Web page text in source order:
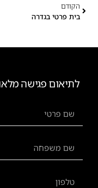
הקודם
בית פרטי בגדרה
לתיאום פגישה מלאו